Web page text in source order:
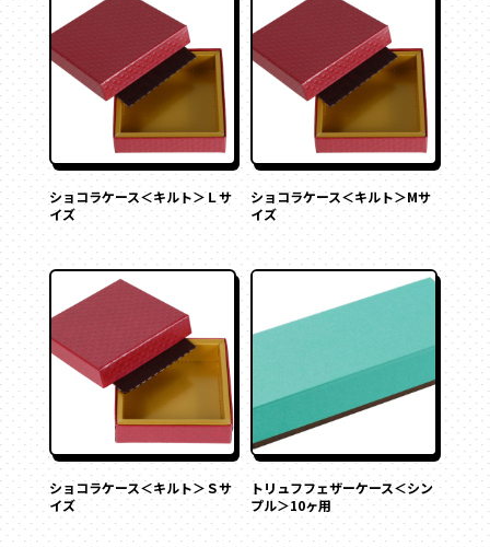
ハート形
多角形
家型
バック型
かご型
ドーム型
ピロー型
丸箱
楕円箱
その他
ペーパーバック
ポーチ
トムソンケース
ショコラケース＜キルト＞Ｌサ
イズ
ショコラケース＜キルト＞Mサ
イズ
ショコラケース＜キルト＞Ｓサ
イズ
トリュフフェザーケース＜シン
プル＞10ヶ用